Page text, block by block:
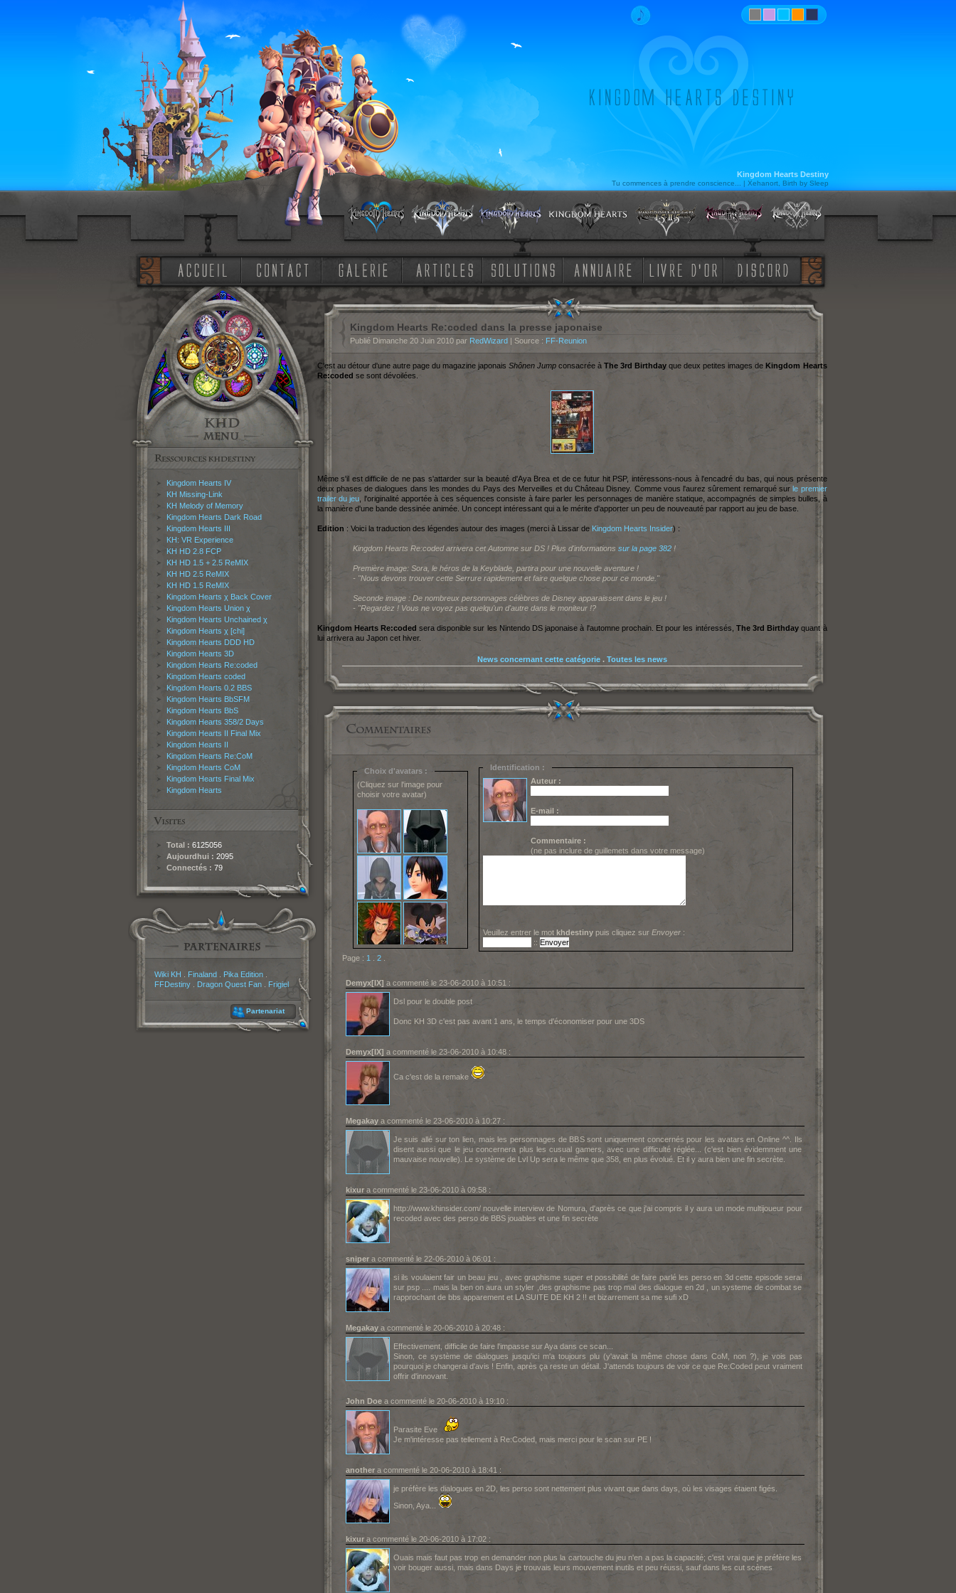
Kingdom Hearts Destiny
Tu commences à prendre conscience... | Xehanort, Birth by Sleep
Kingdom Hearts IV
KH Missing-Link
KH Melody of Memory
Kingdom Hearts Dark Road
Kingdom Hearts III
KH: VR Experience
KH HD 2.8 FCP
KH HD 1.5 + 2.5 ReMIX
KH HD 2.5 ReMIX
KH HD 1.5 ReMIX
Kingdom Hearts χ Back Cover
Kingdom Hearts Union χ
Kingdom Hearts Unchained χ
Kingdom Hearts χ [chi]
Kingdom Hearts DDD HD
Kingdom Hearts 3D
Kingdom Hearts Re:coded
Kingdom Hearts coded
Kingdom Hearts 0.2 BBS
Kingdom Hearts BbSFM
Kingdom Hearts BbS
Kingdom Hearts 358/2 Days
Kingdom Hearts II Final Mix
Kingdom Hearts II
Kingdom Hearts Re:CoM
Kingdom Hearts CoM
Kingdom Hearts Final Mix
Kingdom Hearts
Total : 6125056
Aujourdhui : 2095
Connectés : 79
Wiki KH Finaland. Pika Edition.
FFDestiny. Dragon Quest Fan. Frigiel
Partenariat
Kingdom Hearts Re:coded dans la presse japonaise
Publié Dimanche 20 Juin 2010 par RedWizard| Source : FF-Reunion
C'est au détour d'une autre page du magazine japonais Shônen Jumpconsacrée àThe 3rd Birthday que deux petites images deKingdom Hearts
Re:coded se sont dévoilées.
Même s'il est difficile de ne pas s'attarder sur la beauté d'Aya Brea et de ce futur hit PSP, intéressons-nous à l'encadré du bas, qui nous présente
deux phases de dialogues dans les mondes du Pays des Merveilles et du Château Disney. Comme vous l'aurez sûrement remarqué surle premier
trailer du jeu , l'originalité apportée à ces séquences consiste à faire parler les personnages de manière statique, accompagnés de simples bulles, à
la manière d'une bande dessinée animée. Un concept intéressant qui a le mérite d'apporter un peu de nouveauté par rapport au jeu de base.
Edition : Voici la traduction des légendes autour des images (merci à Lissar de Kingdom Hearts Insider) :
Kingdom Hearts Re:coded arrivera cet Automne sur DS ! Plus d'informations sur la page 382!
Première image: Sora, le héros de la Keyblade, partira pour une nouvelle aventure !
- "Nous devons trouver cette Serrure rapidement et faire quelque chose pour ce monde."
Seconde image : De nombreux personnages célèbres de Disney apparaissent dans le jeu !
- "Regardez ! Vous ne voyez pas quelqu'un d'autre dans le moniteur !?
Kingdom Hearts Re:coded sera disponible sur les Nintendo DS japonaise à l'automne prochain. Et pour les intéressés, The 3rd Birthday quant à
lui arrivera au Japon cet hiver.
News concernant cette catégorie. Toutes les news
Choix d'avatars :
(Cliquez sur l'image pour
choisir votre avatar)
Identification :
Auteur :
E-mail :
Commentaire :
(ne pas inclure de guillemets dans votre message)
Veuillez entrer le mot khdestinypuis cliquez sur Envoyer:
::
Page : 1 2.
Demyx[IX] a commenté le 23-06-2010 à 10:51 :
Dsl pour le double post
Donc KH 3D c'est pas avant 1 ans, le temps d'économiser pour une 3DS
Demyx[IX] a commenté le 23-06-2010 à 10:48 :
Ca c'est de la remake
Megakaya commenté le 23-06-2010 à 10:27 :
Je suis allé sur ton lien, mais les personnages de BBS sont uniquement concernés pour les avatars en Online ^^. Ils
disent aussi que le jeu concernera plus les cusual gamers, avec une difficulté réglée... (c'est bien évidemment une
mauvaise nouvelle). Le système de Lvl Up sera le même que 358, en plus évolué. Et il y aura bien une fin secrète.
kixura commenté le 23-06-2010 à 09:58 :
http://www.khinsider.com/ nouvelle interview de Nomura, d'après ce que j'ai compris il y aura un mode multijoueur pour
recoded avec des perso de BBS jouables et une fin secrète
snipera commenté le 22-06-2010 à 06:01 :
si ils voulaient fair un beau jeu , avec graphisme super et possibilité de faire parlé les perso en 3d cette episode serai
sur psp .... mais la ben on aura un styler ,des graphisme pas trop mal des dialogue en 2d , un systeme de combat se
rapprochant de bbs apparement et LA SUITE DE KH 2 !! et bizarrement sa me sufi xD
Megakaya commenté le 20-06-2010 à 20:48 :
Effectivement, difficile de faire l'impasse sur Aya dans ce scan...
Sinon, ce système de dialogues jusqu'ici m'a toujours plu (y'avait la même chose dans CoM, non ?), je vois pas
pourquoi je changerai d'avis ! Enfin, après ça reste un détail. J'attends toujours de voir ce que Re:Coded peut vraiment
offrir d'innovant.
John Doea commenté le 20-06-2010 à 19:10 :
Parasite Eve
Je m'intéresse pas tellement à Re:Coded, mais merci pour le scan sur PE !
anothera commenté le 20-06-2010 à 18:41 :
je préfère les dialogues en 2D, les perso sont nettement plus vivant que dans days, où les visages étaient figés.
Sinon, Aya...
kixura commenté le 20-06-2010 à 17:02 :
Ouais mais faut pas trop en demander non plus la cartouche du jeu n'en a pas la capacité; c'est vrai que je préfère les
voir bouger aussi, mais dans Days je trouvais leurs mouvement inutils et peu réussi, sauf dans les cut scènes